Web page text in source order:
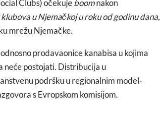
Clubs) očekujeboomnakon
u Njemačkoj u roku od godinu dana,
mrežu Njemačke.
prodavaonice kanabisa u kojima
neće postojati. Distribucija u
podršku u regionalnim model-
s Evropskom komisijom.